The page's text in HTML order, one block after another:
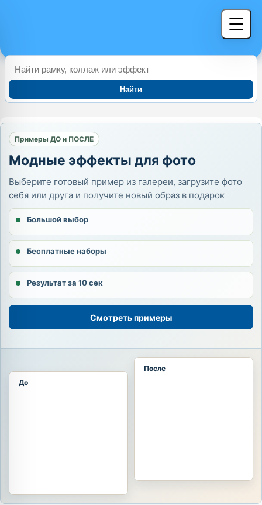
Найти
Примеры ДО и ПОСЛЕ
Модные эффекты для фото
Выберите готовый пример из галереи, загрузите фото
себя или друга и получите новый образ в подарок
Большой выбор
Бесплатные наборы
Результат за 10 сек
Смотреть примеры
До
После